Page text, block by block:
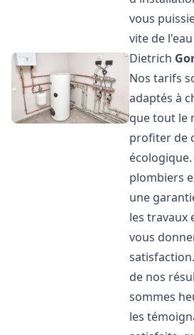
vous
vite de
Dietrich
Nos tarifs
adaptés à
que tout le
profiter de
plombiers
une
les travaux
vous
de nos
sommes
les